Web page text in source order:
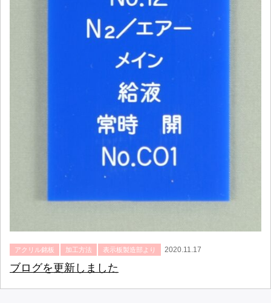
アクリル銘板 加工方法 表示板製造部より 2020.11.17
ブログを更新しました